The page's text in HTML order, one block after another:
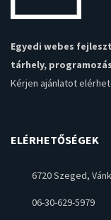
Egyedi webes
tárhely,
Kérjen ajánlatot
ELÉRHETŐSÉGEK
6720 Szeged,
06-30-629-5979